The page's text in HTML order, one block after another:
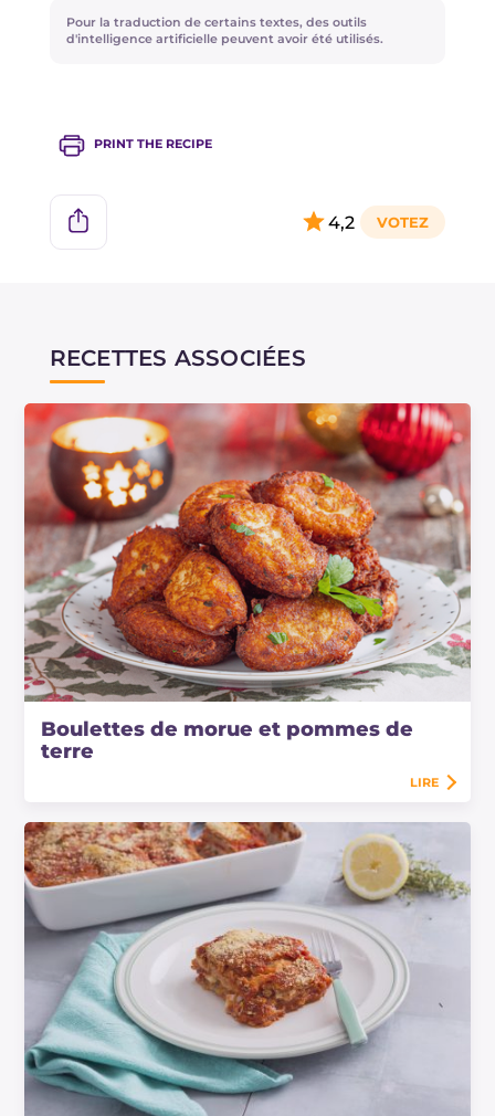
les retournant à mi-cuisson.
Pour la traduction de certains textes, des outils
d'intelligence artificielle peuvent avoir été utilisés.
PRINT THE RECIPE
4,2
RECETTES ASSOCIÉES
Boulettes de morue et pommes de
terre
LIRE